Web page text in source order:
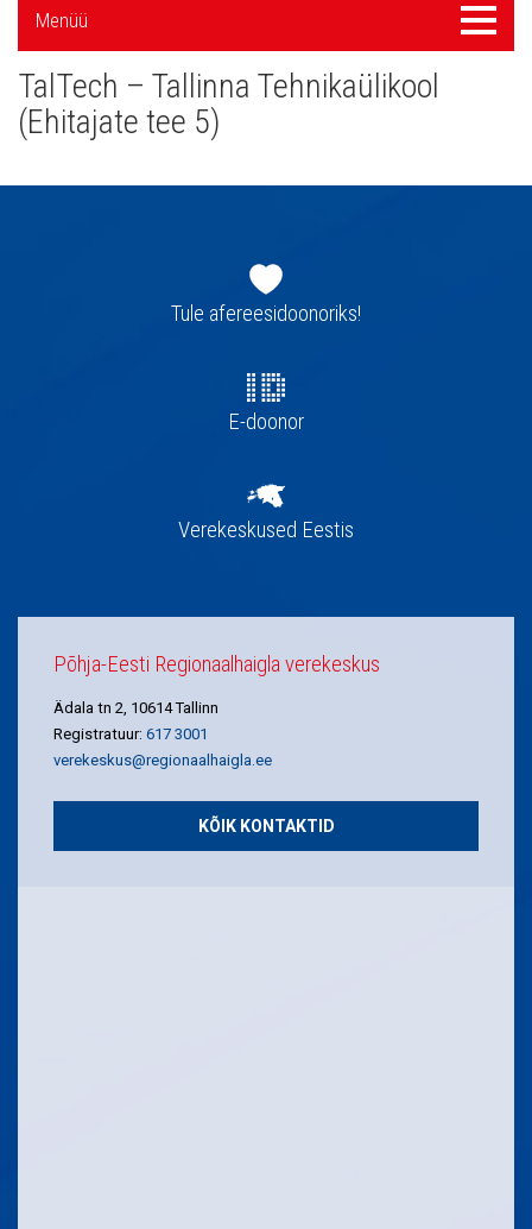
navigatsioon
Menüü
Menüü
TalTech – Tallinna Tehnikaülikool
(Ehitajate tee 5)
navigatsioonTule afereesidoonoriks!
E-doonor
Verekeskused Eestis
Põhja-Eesti Regionaalhaigla verekeskus
Ädala tn 2, 10614 Tallinn
Registratuur: 617 3001
verekeskus@regionaalhaigla.ee
KÕIK KONTAKTID